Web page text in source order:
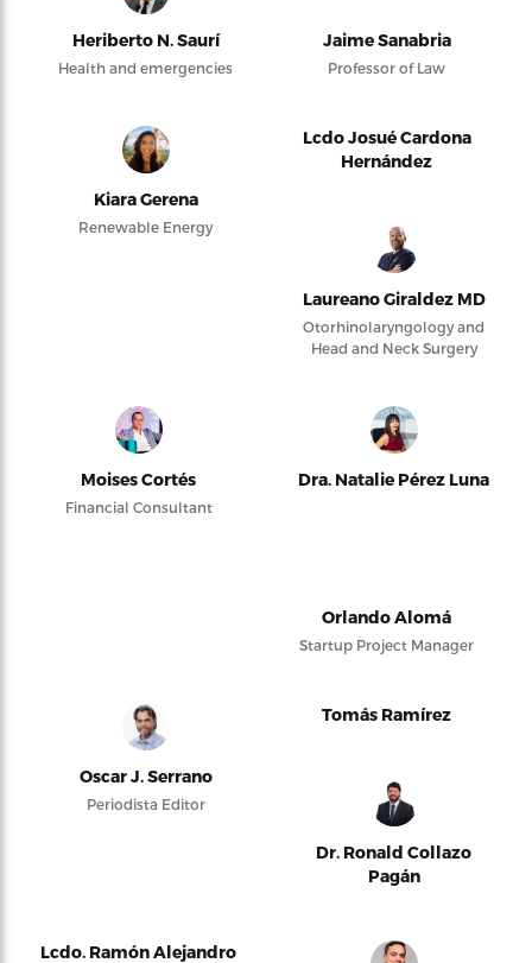
Heriberto N. Saurí
Health and emergencies
Jaime Sanabria
Professor of Law
Kiara Gerena
Renewable Energy
Lcdo Josué Cardona
Hernández
Laureano Giraldez MD
Otorhinolaryngology and
Head and Neck Surgery
Moises Cortés
Financial Consultant
Dra. Natalie Pérez Luna
Orlando Alomá
Startup Project Manager
Oscar J. Serrano
Periodista Editor
Tomás Ramírez
Dr. Ronald Collazo
Pagán
Lcdo. Ramón Alejandro